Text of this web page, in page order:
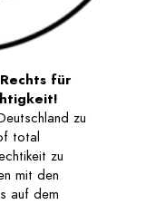
für
zu
total
zu
mit den
auf dem